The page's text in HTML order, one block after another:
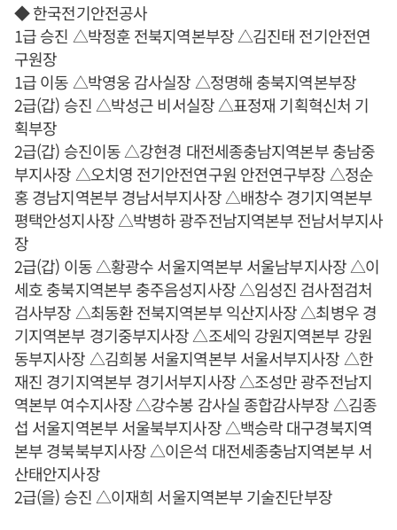
◆ 한국전기안전공사
1급 승진 △박정훈 전북지역본부장 △김진태 전기안전연
구원장
1급 이동 △박영웅 감사실장 △정명해 충북지역본부장
2급(갑) 승진 △박성근 비서실장 △표정재 기획혁신처 기
획부장
2급(갑) 승진이동 △강현경 대전세종충남지역본부 충남중
부지사장 △오치영 전기안전연구원 안전연구부장 △정순
홍 경남지역본부 경남서부지사장 △배창수 경기지역본부
평택안성지사장 △박병하 광주전남지역본부 전남서부지사
장
2급(갑) 이동 △황광수 서울지역본부 서울남부지사장 △이
세호 충북지역본부 충주음성지사장 △임성진 검사점검처
검사부장 △최동환 전북지역본부 익산지사장 △최병우 경
기지역본부 경기중부지사장 △조세익 강원지역본부 강원
동부지사장 △김희봉 서울지역본부 서울서부지사장 △한
재진 경기지역본부 경기서부지사장 △조성만 광주전남지
역본부 여수지사장 △강수봉 감사실 종합감사부장 △김종
섭 서울지역본부 서울북부지사장 △백승락 대구경북지역
본부 경북북부지사장 △이은석 대전세종충남지역본부 서
산태안지사장
2급(을) 승진 △이재희 서울지역본부 기술진단부장